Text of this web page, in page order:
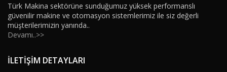
Türk Makina sektörüne sunduğumuz yüksek performanslı
güvenilir makine ve otomasyon sistemlerimiz ile siz değerli
müşterilerimizin yanında..
Devamı..>>
İLETİŞİM DETAYLARI